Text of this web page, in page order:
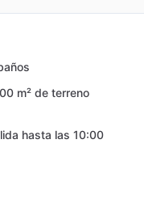
m² de terreno
hasta las 10:00